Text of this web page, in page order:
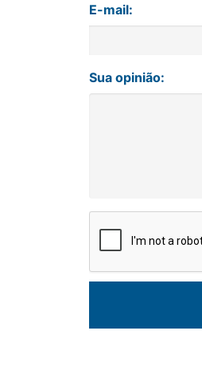
E-mail:
Sua opinião: